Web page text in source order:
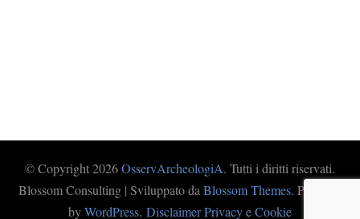
© Copyright 2026OsservArcheologiA. Tutti i diritti riservati.
Blossom Consulting | Sviluppato da Blossom Themes. Powered
byWordPress. Disclaimer Privacy e Cookie